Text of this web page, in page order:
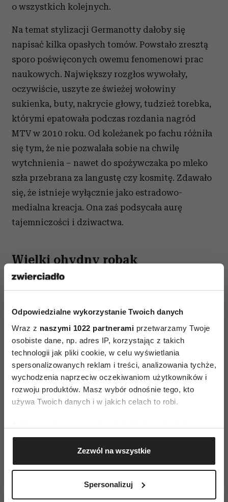
Odpowiedzialne wykorzystanie Twoich danych
Wraz z naszymi 1022 partnerami przetwarzamy Twoje
osobiste dane, np. adres IP, korzystając z takich
technologii jak pliki cookie, w celu wyświetlania
spersonalizowanych reklam i treści, analizowania tychże,
wychodzenia naprzeciw oczekiwaniom użytkowników i
rozwoju produktów. Masz wybór odnośnie tego, kto
używa Twoich danych i w jakich celach to robi.
Jeśli wyrazisz na to zgodę, chcielibyśmy również:
Gromadzić dane dotyczące Twojej lokalizacji
geograficznej z dokładnością nawet do kilku metrów
Identyfikować Twoje urządzenie, aktywnie
(fingerprinting, czyli wirtualny odcisk palca)
Zezwól na wszystkie
Spersonalizuj
o wszystkich kolejnych.
Na temat stylizacji Germanotty dałoby się
napisać kilka opasłych tomów. Powstało zresztą
sporo poświęconych owemu fenomenowi prac
naukowych. Największy rozgłos wywołały,
oczywiście, uszyte ze świeżej wołowiny
sukienka, buty, nakrycie głowy, tudzież torebka,
którymi epatowała podczas rozdania nagród
MTV w 2010 roku. Od koleżanek po fachu różniła
się tym, że nie pozwalała sobie na chwilę
wytchnienia – nawet do spożywczaka po mleko
szła przebrana za langustę czy kosmitę. Zdawało
się, że istnieje wyłącznie jako estradowo-
medialna kreacja. Ona zaś podsycała aurę
tajemniczości i dziwactwa.
Wielki ohydny robak
Po hollywoodzkim debiucie stworzyła nowy
filmową z lat 50. – Monicę Vitti czy ufarbowaną
na platynowy blond Sophię Loren. Tyle że
w przeciwieństwie do nich – jak głosi tytuł
dokumentalnego filmu Netflixa„Gaga: Five Foot
Two”– ma 157 cm wzrostu. I tu dochodzimy do
sedna sprawy: artystka przez całe życie zmagała
się z własnym wyglądem. Jej przebieranki oraz
kompleksów – i w tym sensie były jak najbardziej
skandalu czy rozgłosu. Używała rozlicznych
masek, ponieważ nie akceptowała swojej